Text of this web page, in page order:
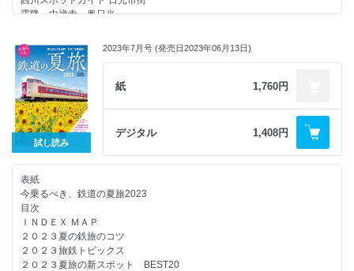
川西康之氏が手がけた車両デザインの世界
岡部 憲明
奥山 清行
細部にも注目したいデザイナーズ車両
個性的な建築を見に行こう！ デザイナーズ駅舎
JR四国「ものがたり」列車のデザイナーに迫る！
令和を走る！ 個性派列車たち
鉄道デザインの現場から
次号予告／奥付／バックナンバー
霧降・中禅寺・奥日光
湯西川
日光・鬼怒川の旅のおみやげ
おまつり・イベントガイド
東武特急ガイド
「スペーシア X」と並ぶ東武鉄道の看板列車「SL大樹」の旅
新藤原からさらに足をのばして野岩鉄道+会津鉄道の旅
東武特急の系譜
「スペーシア Ｘ」関連グッズ
映像で楽しむ！「スペーシア Ｘ」特集番組
試し読み
2023年7月号 (発売日2023年06月13日)
紙 1,760円
デジタル 1,408円
表紙
今乗るべき、鉄道の夏旅2023
目次
ＩＮＤＥＸ ＭＡＰ
２０２３夏の鉄旅のコツ
２０２３旅鉄トピックス
２０２３夏旅の新スポット BEST20